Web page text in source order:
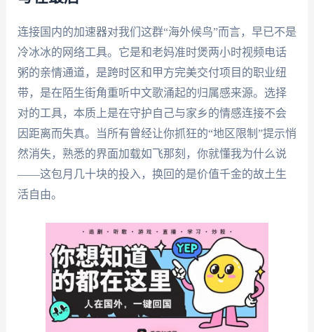
连接国内的加速器对我们这群“海外候鸟”而言，早已不是
冷冰冰的网络工具。它是和老妈准时煲两小时视频电话
粥的亲情通道，是跨时区和甲方完美交付项目的职业纽
带，是在陌生街角重听中文歌涌起的归属感来源。选择
对的工具，本质上是在守护自己与家乡的情感连接不会
因距离而失真。当所有曾经让你抓狂的“地区限制”提示悄
然消失，熟悉的界面加载如飞那刻，你就懂我为什么说
——这包月几十块的投入，换回的是价值千金的故土生
活自由。